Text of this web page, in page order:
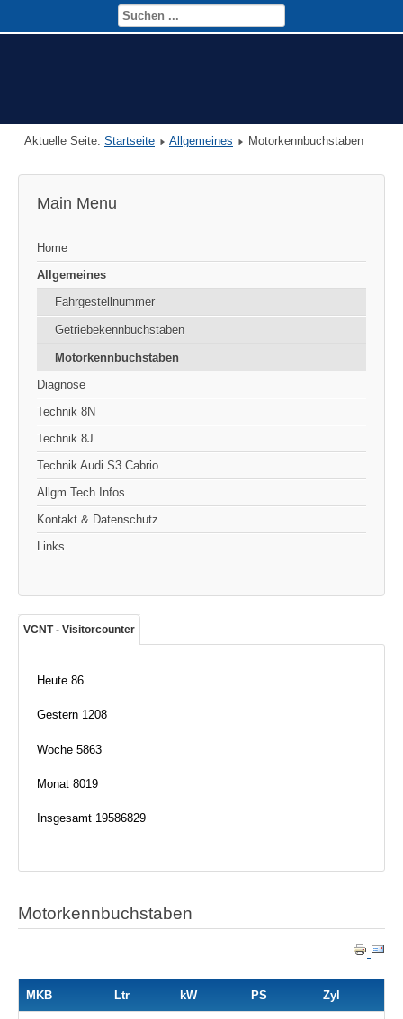
Aktuelle Seite: Startseite Allgemeines Motorkennbuchstaben
Main Menu
Home
Allgemeines
Fahrgestellnummer
Getriebekennbuchstaben
Motorkennbuchstaben
Diagnose
Technik 8N
Technik 8J
Technik Audi S3 Cabrio
Allgm.Tech.Infos
Kontakt & Datenschutz
Links
VCNT - Visitorcounter
Heute 86
Gestern 1208
Woche 5863
Monat 8019
Insgesamt 19586829
Motorkennbuchstaben
MKB Ltr kW PS Zyl